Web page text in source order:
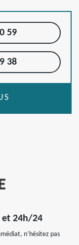
59
38
et 24h/24
n’hésitez pas